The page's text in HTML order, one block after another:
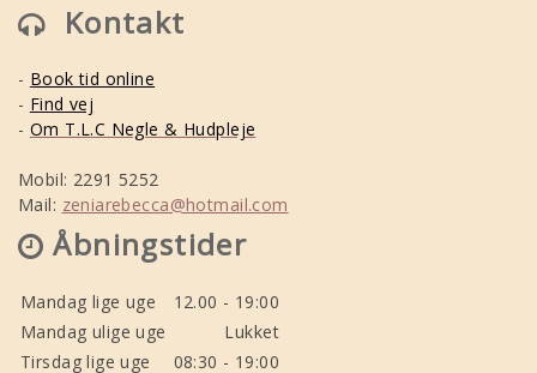
Kontakt
- Book tid online
- Find vej
- Om T.L.C Negle & Hudpleje
Mobil: 2291 5252
Mail: zeniarebecca@hotmail.com
Åbningstider
Mandag lige uge
12.00 - 19:00
Mandag ulige uge
Lukket
Tirsdag lige uge
08:30 - 19:00